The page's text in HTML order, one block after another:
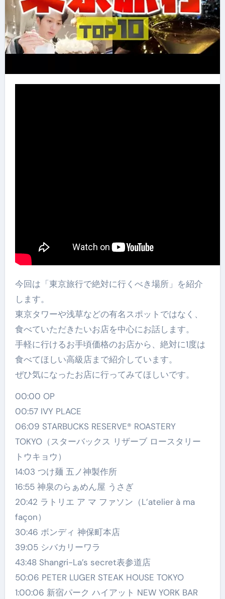
今回は「東京旅行で絶対に行くべき場所」を紹介
します。
東京タワーや浅草などの有名スポットではなく、
食べていただきたいお店を中心にお話します。
手軽に行けるお手頃価格のお店から、絶対に1度は
食べてほしい高級店まで紹介しています。
ぜひ気になったお店に行ってみてほしいです。
00:00 OP
00:57 IVY PLACE
06:09 STARBUCKS RESERVE® ROASTERY
TOKYO（スターバックス リザーブ ロースタリー
トウキョウ）
14:03 つけ麺 五ノ神製作所
16:55 神泉のらぁめん屋 うさぎ
20:42 ラトリエ ア マ ファソン（L’atelier à ma
façon）
30:46 ボンディ 神保町本店
39:05 シバカリーワラ
43:48 Shangri-La’s secret表参道店
50:06 PETER LUGER STEAK HOUSE TOKYO
1:00:06 新宿パーク ハイアット NEW YORK BAR